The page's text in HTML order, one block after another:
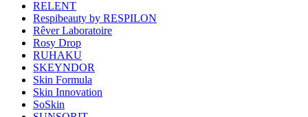
RELENT
Respibeauty by RESPILON
Rêver Laboratoire
Rosy Drop
RUHAKU
SKEYNDOR
Skin Formula
Skin Innovation
SoSkin